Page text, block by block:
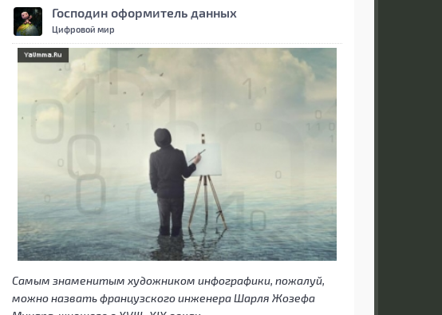
Господин оформитель данных
Цифровой мир
Самым знаменитым художником инфографики, пожалуй,
можно назвать французского инженера Шарля Жозефа